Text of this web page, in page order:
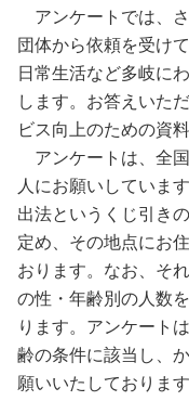
アンケートでは、
団体から依頼を受け
日常生活など多岐に
します。お答えいた
ビス向上のための資
アンケートは、全
人にお願いしていま
出法というくじ引き
定め、その地点にお
おります。なお、そ
の性・年齢別の人数
ります。アンケート
齢の条件に該当し、
願いいたしております